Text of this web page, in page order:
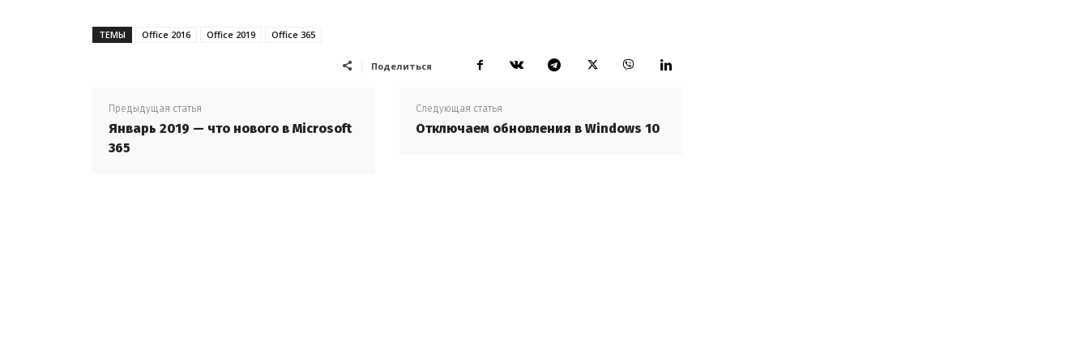
ТЕМЫ Office 2016 Office 2019 Office 365
Поделиться
Предыдущая статья
Январь 2019 — что нового в Microsoft
365
Следующая статья
Отключаем обновления в Windows 10